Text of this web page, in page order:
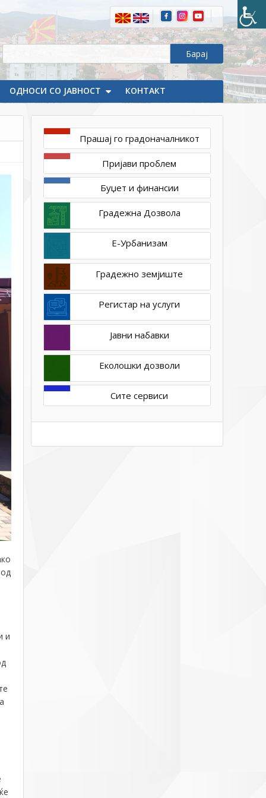
ОДНОСИ СО ЈАВНОСТ КОНТАКТ
„Весели
цветови“
за
безбеден
престој
на
децата
и
Прашај го градоначалникот
Пријави проблем
Буџет и финансии
Градежна Дозвола
Е-Урбанизам
Градежно земјиште
Регистар на услуги
Јавни набавки
Еколошки дозволи
Сите сервиси